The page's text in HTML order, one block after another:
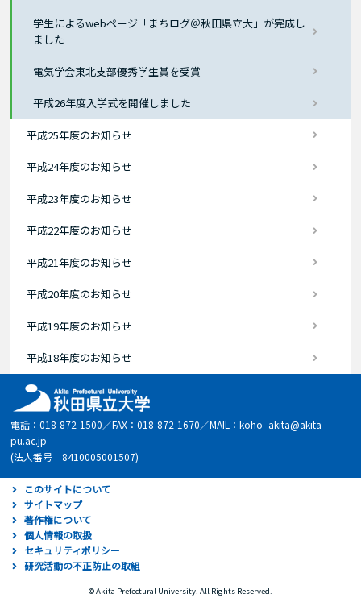
学生によるwebページ「まちログ＠秋田県立大」が完成し
ました
電気学会東北支部優秀学生賞を受賞
平成26年度入学式を開催しました
平成25年度のお知らせ
平成24年度のお知らせ
平成23年度のお知らせ
平成22年度のお知らせ
平成21年度のお知らせ
平成20年度のお知らせ
平成19年度のお知らせ
平成18年度のお知らせ
電話：018-872-1500／FAX：018-872-1670／MAIL：koho_akita@akita-
pu.ac.jp
(法人番号 8410005001507)
このサイトについて
サイトマップ
著作権について
個人情報の取扱
セキュリティポリシー
研究活動の不正防止の取組
© Akita Prefectural University. All Rights Reserved.